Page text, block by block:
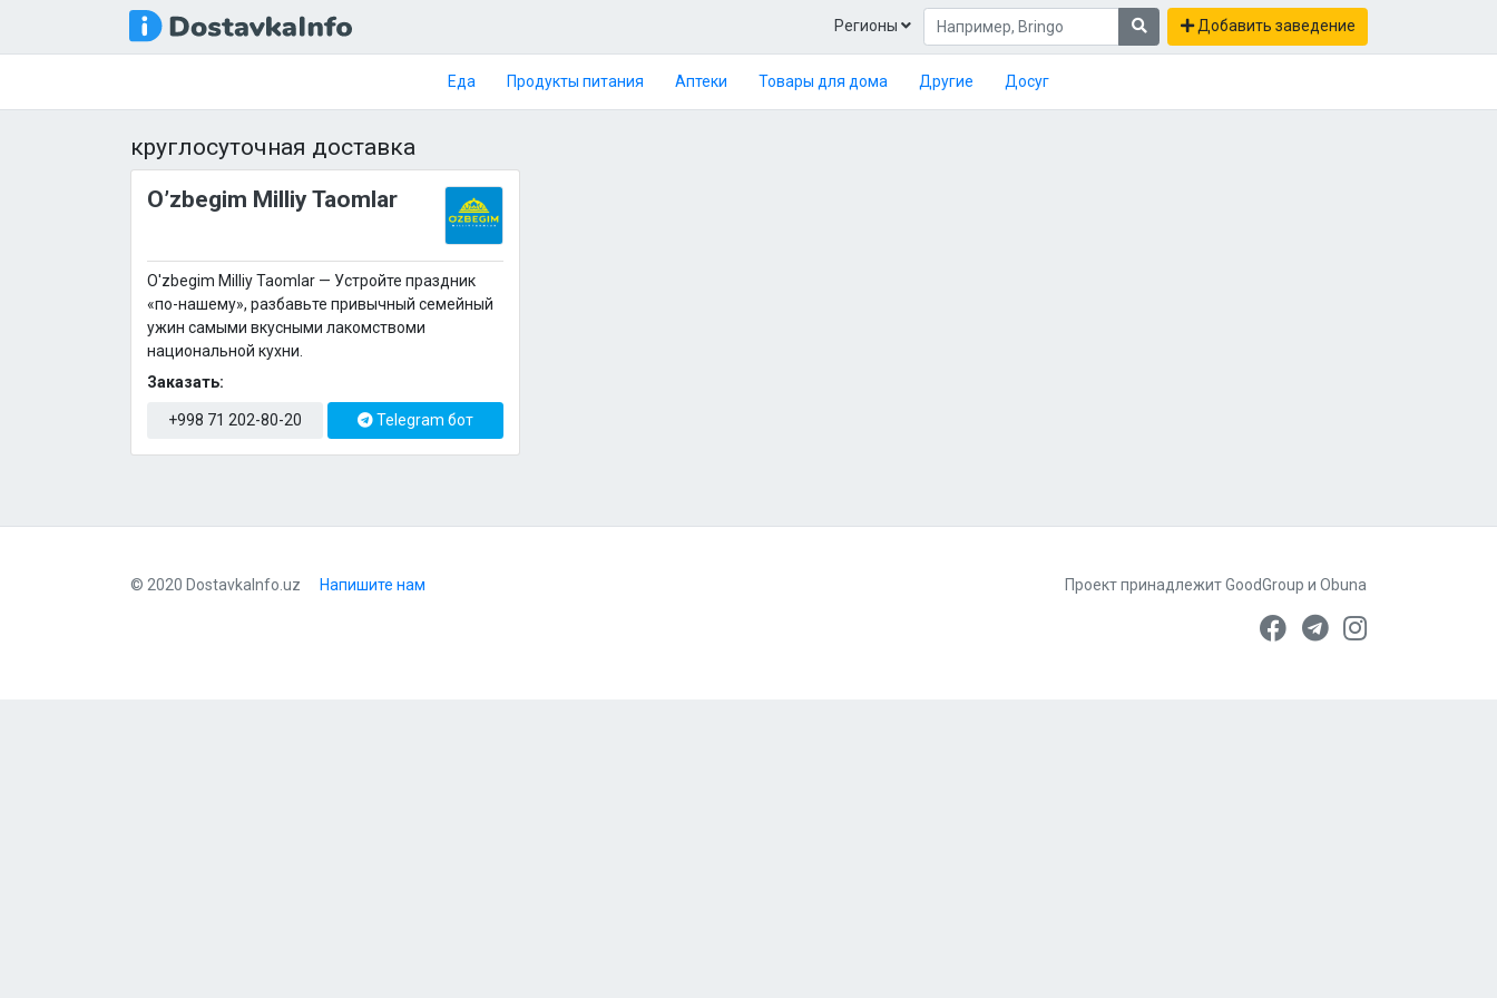
Регионы Добавить заведение
Еда Продукты питания Аптеки Товары для дома Другие Досуг
круглосуточная доставка
O’zbegim Milliy Taomlar
O'zbegim Milliy Taomlar — Устройте праздник
«по-нашему», разбавьте привычный семейный
ужин самыми вкусными лакомствоми
национальной кухни.
Заказать:
+998 71 202-80-20 Telegram бот
© 2020 DostavkaInfo.uz Напишите нам Проект принадлежитGoodGroup и Obuna